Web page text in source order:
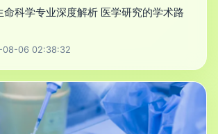
命科学专业深度解析 医学研究的学术路
08-06 02:38:32